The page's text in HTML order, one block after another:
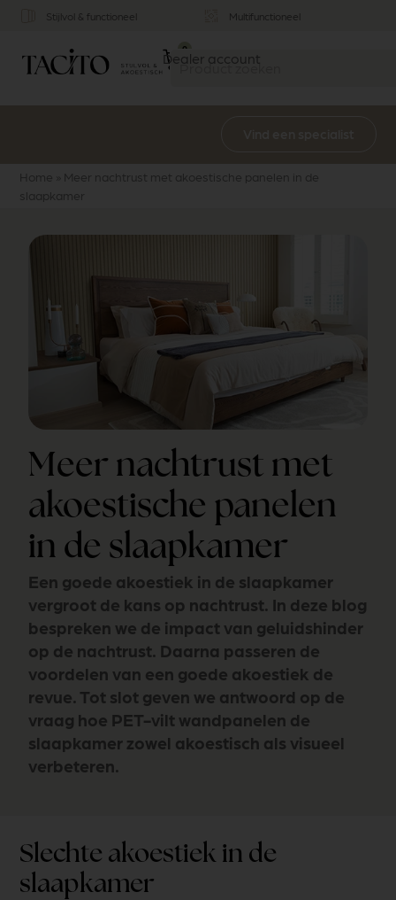
Stijlvol & functioneel Multifunctioneel
Dealer account
0
Home
Meer nachtrust met akoestische panelen in de
slaapkamer
Meer nachtrust met
akoestische panelen
in de slaapkamer
Een goede akoestiek in de slaapkamer
vergroot de kans op nachtrust. In deze blog
bespreken we de impact van geluidshinder
op de nachtrust. Daarna passeren de
voordelen van een goede akoestiek de
revue. Tot slot geven we antwoord op de
vraag hoe PET-vilt wandpanelen de
slaapkamer zowel akoestisch als visueel
verbeteren.
Slechte akoestiek in de
slaapkamer